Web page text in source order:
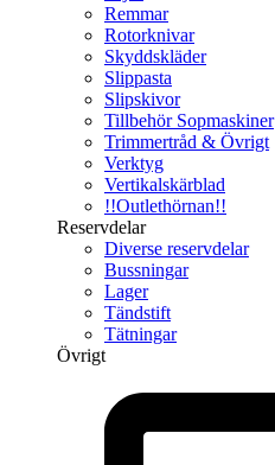
Remmar
Rotorknivar
Skyddskläder
Slippasta
Slipskivor
Tillbehör Sopmaskiner
Trimmertråd & Övrigt
Verktyg
Vertikalskärblad
!!Outlethörnan!!
Reservdelar
Diverse reservdelar
Bussningar
Lager
Tändstift
Tätningar
Övrigt